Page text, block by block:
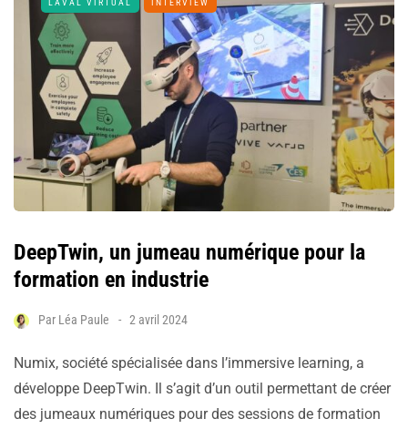
LAVAL VIRTUAL INTERVIEW
DeepTwin, un jumeau numérique pour la
formation en industrie
Par Léa Paule 2 avril 2024
Numix, société spécialisée dans l’immersive learning, a
développe DeepTwin. Il s’agit d’un outil permettant de créer
des jumeaux numériques pour des sessions de formation